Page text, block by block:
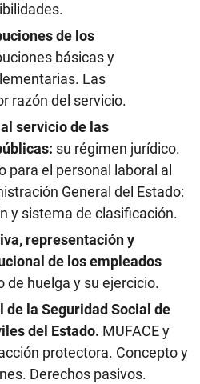
de los
básicas y
Las
razón del servicio.
servicio de las
su régimen jurídico.
para el personal laboral al
General del Estado:
y sistema de clasificación.
representación y
de los empleados
de huelga y su ejercicio.
de la Seguridad Social de
del Estado. MUFACE y
protectora. Concepto y
Derechos pasivos.